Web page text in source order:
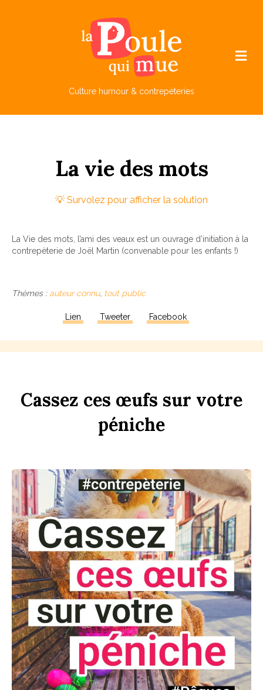
Culture humour & contrepèteries
M
e
La vie des mots
La Vie des mots, l’ami des veaux est un ouvrage d’initiation à la
contrepèterie de Joël Martin (convenable pour les enfants !)
Thèmes : auteur connu, tout public
Lien Tweeter Facebook
Cassez ces œufs sur votre
péniche